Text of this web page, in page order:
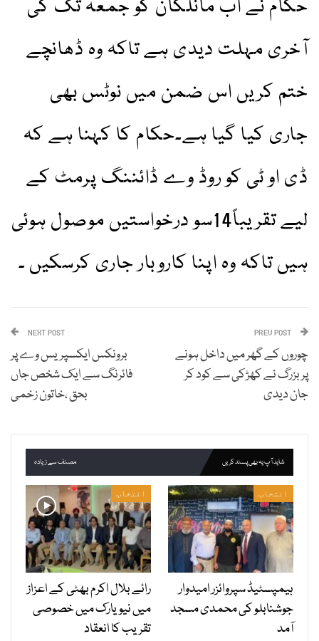
حکام نے اب مانلکان کو جمعہ تک کی
آخری مہلت دیدی ہے تاکہ وہ ڈھانچے
ختم کریں اس ضمن میں نوٹس بھی
جاری کیا گیا ہے۔حکام کا کہنا ہے کہ
ڈی او ٹی کو روڈ وے ڈائننگ پرمٹ کے
لیے تقریباً14سو درخواستیں موصول ہوئی
ہیں تاکہ وہ اپنا کاروبار جاری کرسکیں ۔
چوروں کے گھر میں داخل ہونے
پر بزرگ نے کھڑکی سے کود کر
جان دیدی
NEXT POST
برونکس ایکسپریس وے پر
فائرنگ سے ایک شخص جاں
بحق ،خاتون زخمی
شاید آپ یہ بھی پسند کریں مصنف سے زیادہ
انتخاب
ہیمپسٹیڈ سپروائزر امیدوار
جوشنابلو کی محمدی مسجد
آمد
انتخاب
رائے بلال اکرم بھٹی کے اعزاز
میں نیویارک میں خصوصی
تقریب کا انعقاد